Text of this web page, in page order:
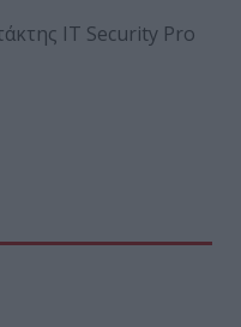
IT Security Pro